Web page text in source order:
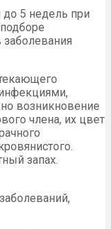
5 недель при
заболевания
возникновение
члена, их цвет
запах.